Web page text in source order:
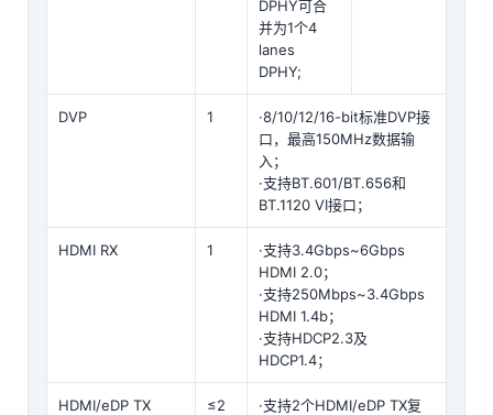
DPHY可合
并为1个4
lanes
DPHY;
DVP 1
·8/10/12/16-bit标准DVP接
口，最高150MHz数据输
入；
·支持BT.601/BT.656和
BT.1120 VI接口；
HDMI RX 1
·支持3.4Gbps~6Gbps
HDMI 2.0；
·支持250Mbps~3.4Gbps
HDMI 1.4b；
·支持HDCP2.3及
HDCP1.4；
HDMI/eDP TX ≤2
·支持2个HDMI/eDP TX复